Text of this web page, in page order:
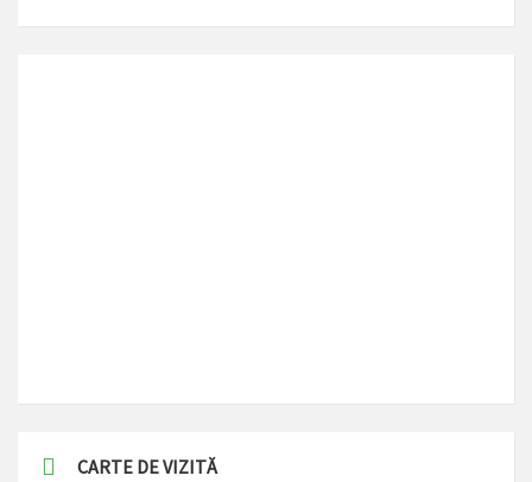
CARTE DE VIZITĂ